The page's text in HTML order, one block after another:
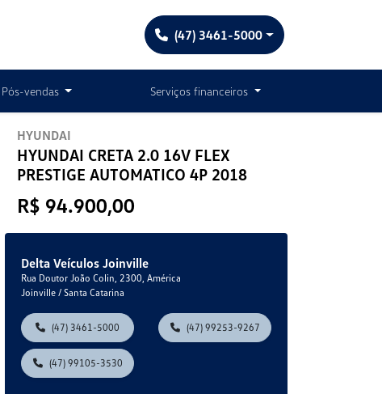
(47) 3461-5000
Pós-vendas Serviços financeiros
HYUNDAI
HYUNDAI CRETA 2.0 16V FLEX
PRESTIGE AUTOMATICO 4P 2018
R$ 94.900,00
Delta Veículos Joinville
Rua Doutor João Colin, 2300, América
Joinville / Santa Catarina
(47) 3461-5000 (47) 99253-9267
(47) 99105-3530